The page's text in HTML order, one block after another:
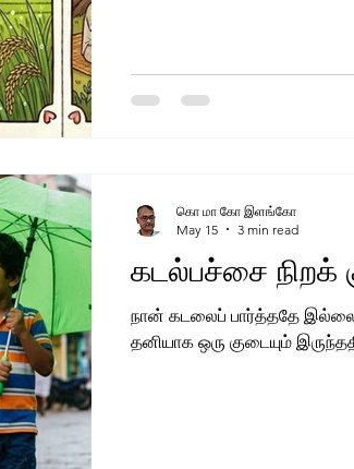
கடல்பச்சை நிறக்
நான் கடலைப் பார்த்ததே
தனியாக ஒரு குடையும்
கொ மா கோ இளங்கோ
May 15
3 min read